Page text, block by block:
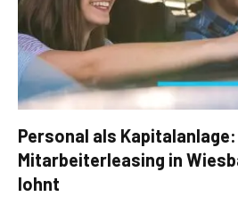
Personal als
Mitarbeiterleasing in
lohnt